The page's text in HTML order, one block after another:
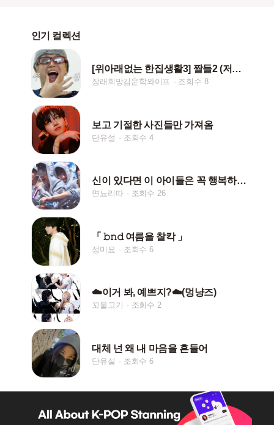
인기 컬렉션
[위아래없는 한집생활3] 짤들2 (저장시 핱/댓)
장래희망김운학와이프 조회수 8
보고 기절한 사진들만 가져옴
단유설 조회수 4
신이 있다면 이 아이들은 꼭 행복하게 해주세요
면뇨리따 조회수 26
「 𝚋𝚗𝚍 여름을 찰칵 」
정미요 조회수 6
☁️이거 봐, 예쁘지?☁️(멍냥즈)
꼬물고기 조회수 2
대체 넌 왜 내 마음을 흔들어
단유설 조회수 6